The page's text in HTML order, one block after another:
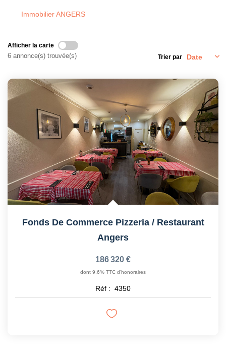
Immobilier ANGERS
Afficher la carte
6 annonce(s) trouvée(s) Trier par
Fonds De Commerce Pizzeria / Restaurant
Angers
186 320 €
dont 9,6% TTC d'honoraires
Réf : 4350